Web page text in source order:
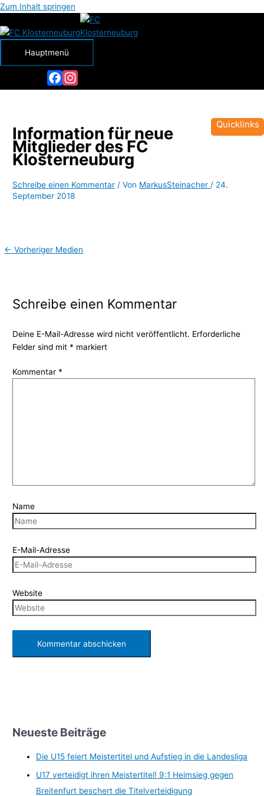
Zum Inhalt springen
Hauptmenü
Information für neue
Mitglieder des FC
Klosterneuburg
Schreibe einen Kommentar / Von MarkusSteinacher / 24.
September 2018
← Vorheriger Medien
Schreibe einen Kommentar
Deine E-Mail-Adresse wird nicht veröffentlicht. Erforderliche
Felder sind mit * markiert
Kommentar *
Name
E-Mail-Adresse
Website
Neueste Beiträge
Die U15 feiert Meistertitel und Aufstieg in die Landesliga
U17 verteidigt ihren Meistertitel! 9:1 Heimsieg gegen
Breitenfurt beschert die Titelverteidigung
Quicklinks